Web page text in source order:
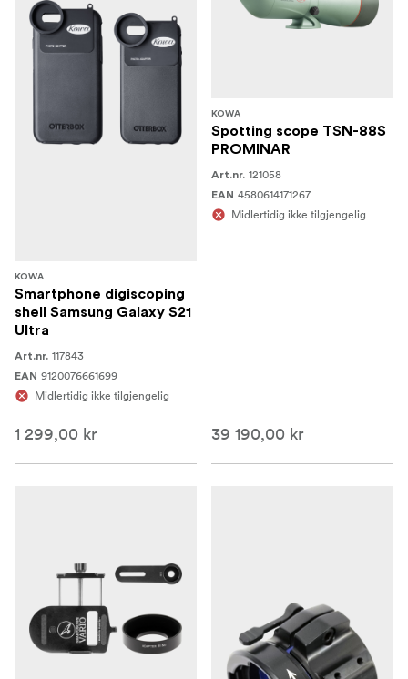
KOWA
Smartphone digiscoping
shell Samsung Galaxy S21
Ultra
Art.nr. 117843
EAN 9120076661699
Midlertidig ikke tilgjengelig
1 299,00 kr
KOWA
Spotting scope TSN-88S
PROMINAR
Art.nr. 121058
EAN 4580614171267
Midlertidig ikke tilgjengelig
39 190,00 kr